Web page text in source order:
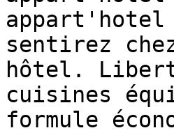
appart'hotel
sentirez
hôtel.
cuisines
formule